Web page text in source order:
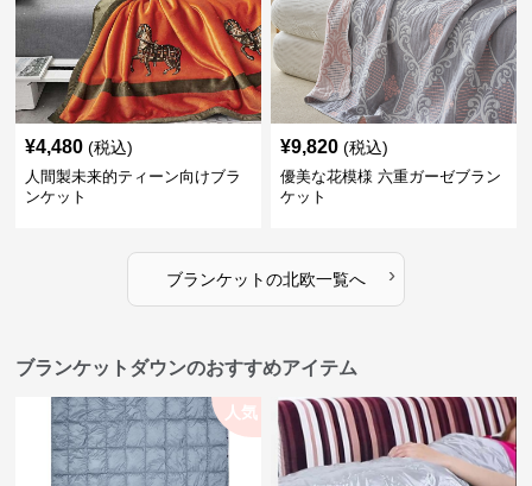
¥4,480 (税込)
人間製未来的ティーン向けブラ
ンケット
¥9,820 (税込)
優美な花模様 六重ガーゼブラン
ケット
ブランケットの北欧一覧へ ›
ブランケットダウンのおすすめアイテム
人気